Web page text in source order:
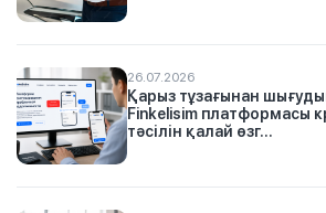
26.07.2026
Қарыз тұзағынан
Finkelisim платформасы
тәсілін қалай өзг...